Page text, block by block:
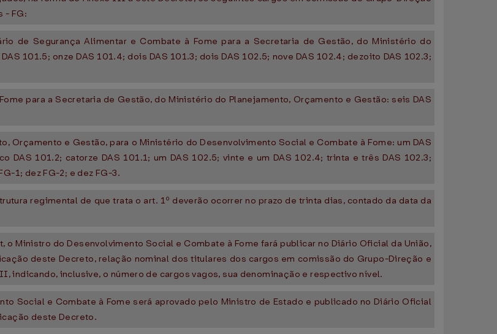
- FG:
de Segurança Alimentar e Combate à Fome para a Secretaria de Gestão, do Ministério do
101.5; onze DAS 101.4; dois DAS 101.3; dois DAS 102.5; nove DAS 102.4; dezoito DAS 102.3;
para a Secretaria de Gestão, do Ministério do Planejamento, Orçamento e Gestão: seis DAS
e Gestão, para o Ministério do Desenvolvimento Social e Combate à Fome: um DAS
DAS 101.2; catorze DAS 101.1; um DAS 102.5; vinte e um DAS 102.4; trinta e três DAS 102.3;
1; dez FG-2; e dez FG-3.
regimental de que trata o art. 1º deverão ocorrer no prazo de trinta dias, contado da data da
Ministro do Desenvolvimento Social e Combate à Fome fará publicar no Diário Oficial da União,
deste Decreto, relação nominal dos titulares dos cargos em comissão do Grupo-Direção e
indicando, inclusive, o número de cargos vagos, sua denominação e respectivo nível.
Social e Combate à Fome será aprovado pelo Ministro de Estado e publicado no Diário Oficial
deste Decreto.